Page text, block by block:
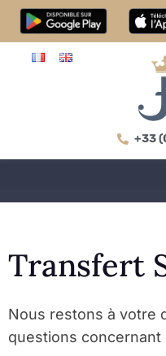
+33
Transfert
Nous restons à votre
questions concernant